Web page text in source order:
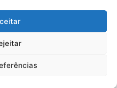
Serviços a Condomínios e